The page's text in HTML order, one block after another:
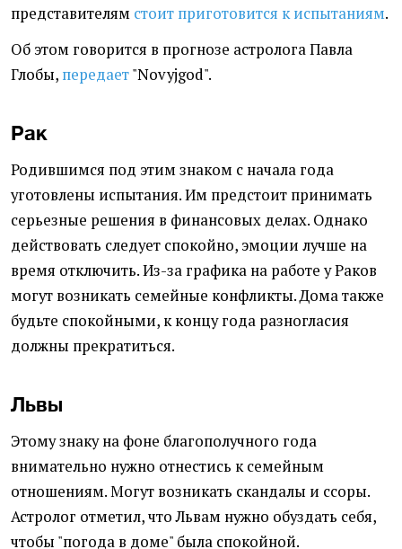
представителям стоит приготовится к испытаниям.
Об этом говорится в прогнозе астролога Павла
Глобы, передает"Novyjgod".
Рак
Родившимся под этим знаком с начала года
уготовлены испытания. Им предстоит принимать
серьезные решения в финансовых делах. Однако
действовать следует спокойно, эмоции лучше на
время отключить. Из-за графика на работе у Раков
могут возникать семейные конфликты. Дома также
будьте спокойными, к концу года разногласия
должны прекратиться.
Львы
Этому знаку на фоне благополучного года
внимательно нужно отнестись к семейным
отношениям. Могут возникать скандалы и ссоры.
Астролог отметил, что Львам нужно обуздать себя,
чтобы "погода в доме" была спокойной.